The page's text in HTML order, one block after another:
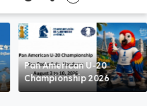
Pan American U-20
Championship 2026